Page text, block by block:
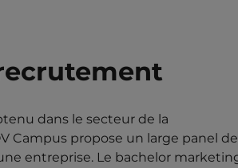
dans le secteur de la
Campus propose un large panel de
entreprise. Le bachelor